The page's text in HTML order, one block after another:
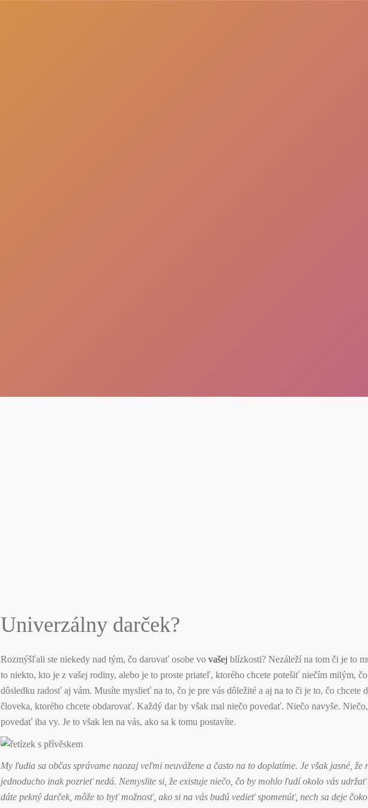
Univerzálny darček?
Rozmýšľali ste niekedy nad tým, čo darovať osobe vo vašej blízkosti? Nezáleží na tom či je to
to niekto, kto je z vašej rodiny, alebo je to proste priateľ, ktorého chcete potešiť niečím milým,
dôsledku radosť aj vám. Musíte myslieť na to, čo je pre vás dôležité a aj na to či je to, čo chcete
človeka, ktorého chcete obdarovať. Každý dar by však mal niečo povedať. Niečo navyše.
povedať iba vy. Je to však len na vás, ako sa k tomu postavíte.
My ľudia sa občas správame naozaj veľmi neuvážene a často na to doplatíme. Je však jasné, že
jednoducho inak pozrieť nedá. Nemyslite si, že existuje niečo, čo by mohlo ľudí okolo vás
dáte pekný darček, môže to byť možnosť, ako si na vás budú vedieť spomenúť, nech sa deje